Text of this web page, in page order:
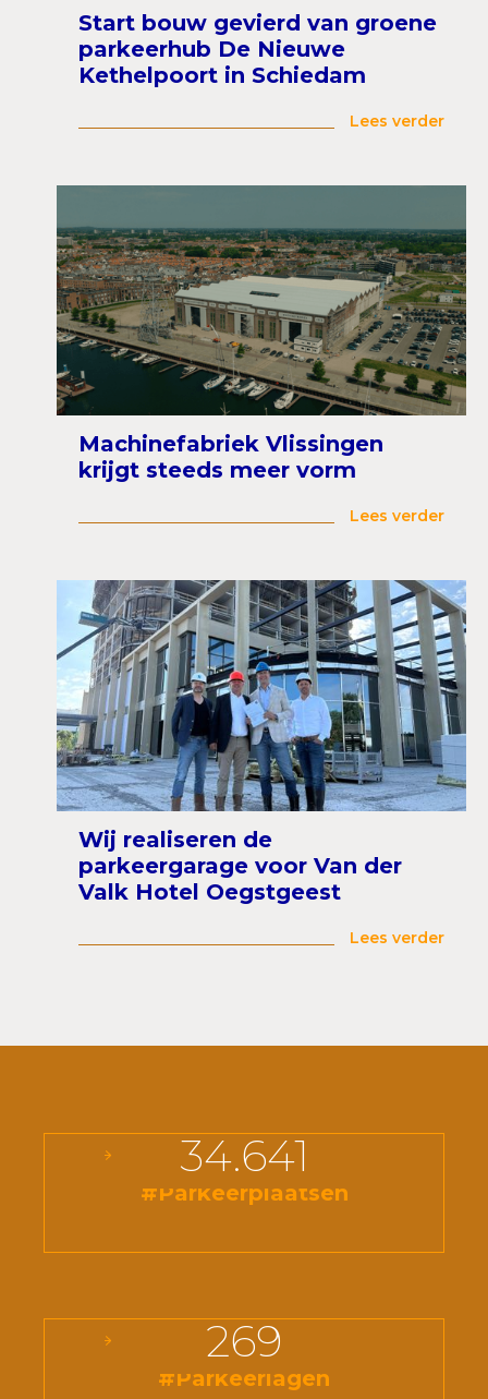
Start bouw gevierd van groene
parkeerhub De Nieuwe
Kethelpoort in Schiedam
Lees verder
Machinefabriek Vlissingen
krijgt steeds meer vorm
Lees verder
Wij realiseren de
parkeergarage voor Van der
Valk Hotel Oegstgeest
Lees verder
#Parkeerplaatsen
34.641
#Parkeerlagen
269